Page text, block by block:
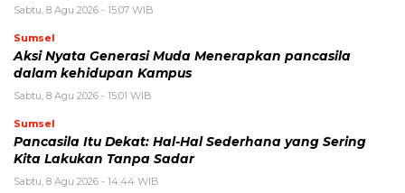
Sabtu, 8 Agu 2026 - 15:07 WIB
Sumsel
Aksi Nyata Generasi Muda Menerapkan pancasila
dalam kehidupan Kampus
Sabtu, 8 Agu 2026 - 15:01 WIB
Sumsel
Pancasila Itu Dekat: Hal-Hal Sederhana yang Sering
Kita Lakukan Tanpa Sadar
Sabtu, 8 Agu 2026 - 14:44 WIB